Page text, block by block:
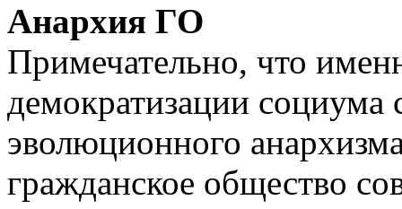
Анархия ГО
Примечательно, что
демократизации социума
эволюционного
гражданское общество